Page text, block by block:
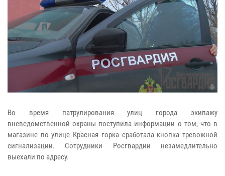
Во время патрулирования улиц города экипажу
вневедомственной охраны поступила информации о том, что в
магазине по улице Красная горка сработала кнопка тревожной
сигнализации. Сотрудники Росгвардии незамедлительно
выехали по адресу.